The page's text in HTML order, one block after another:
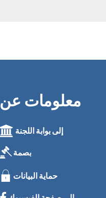
معلومات عن
إلى بوابة اللجنة
بصمة
حماية البيانات